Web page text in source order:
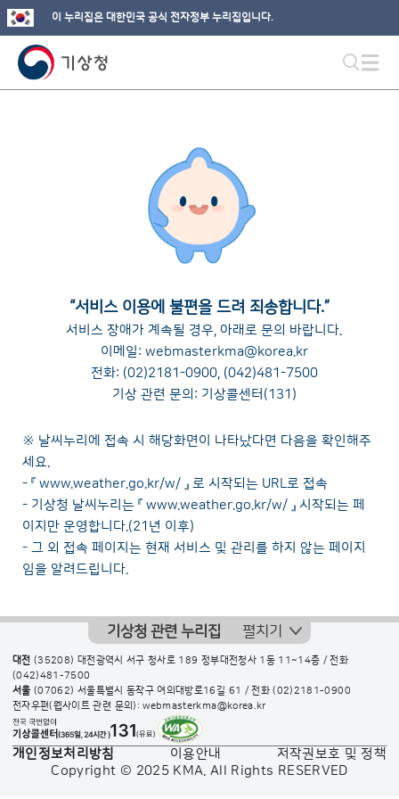
이 누리집은 대한민국 공식 전자정부 누리집입니다.
“서비스 이용에 불편을 드려 죄송합니다.”
서비스 장애가 계속될 경우, 아래로 문의 바랍니다.
이메일: webmasterkma@korea.kr
전화: (02)2181-0900, (042)481-7500
기상 관련 문의: 기상콜센터(131)
※ 날씨누리에 접속 시 해당화면이 나타났다면 다음을 확인해주
세요.
- 『 www.weather.go.kr/w/ 』 로 시작되는 URL로 접속
- 기상청 날씨누리는 『 www.weather.go.kr/w/ 』 시작되는 페
이지만 운영합니다.(21년 이후)
- 그 외 접속 페이지는 현재 서비스 및 관리를 하지 않는 페이지
임을 알려드립니다.
기상청 관련 누리집 펼치기
대전 (35208) 대전광역시 서구 청사로 189 정부대전청사 1동 11~14층 / 전화
(042)481-7500
서울 (07062) 서울특별시 동작구 여의대방로16길 61 / 전화(02)2181-0900
전자우편(웹사이트 관련 문의): webmasterkma@korea.kr
개인정보처리방침 이용안내
저작권보호 및 정책
Copyright © 2025 KMA. All Rights RESERVED